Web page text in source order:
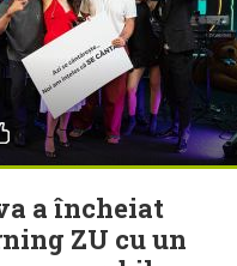
a încheiat
ZU cu un